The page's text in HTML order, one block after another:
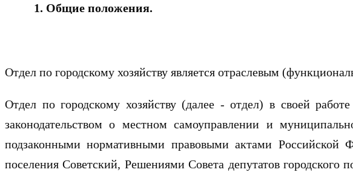
1. Общие положения.
Отдел по городскому хозяйству является отраслевым
Отдел по городскому хозяйству (далее - отдел) в своей
законодательством о местном самоуправлении и
подзаконными нормативными правовыми актами Российской
поселения Советский, Решениями Совета депутатов городского